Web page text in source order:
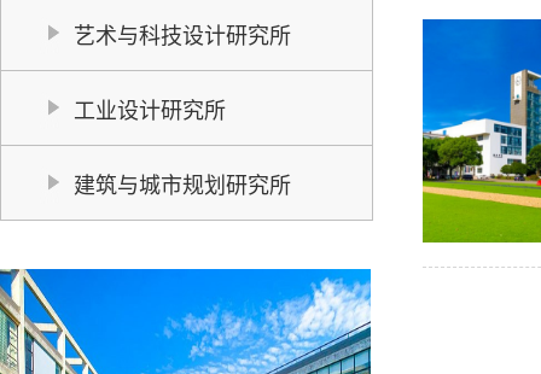
艺术与科技设计研究所
工业设计研究所
建筑与城市规划研究所